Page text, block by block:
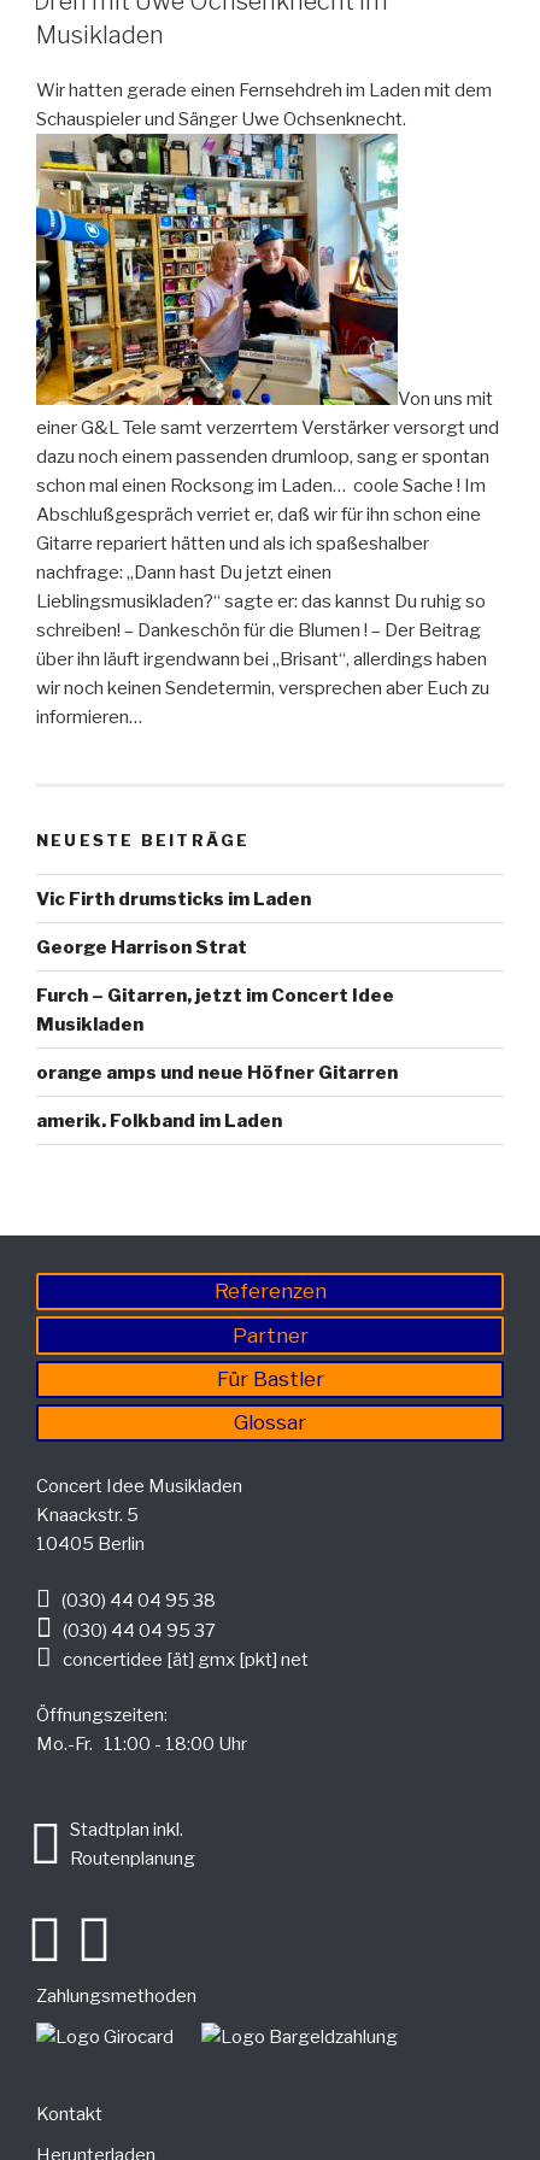
Musikladen
Wir hatten gerade einen Fernsehdreh im Laden mit dem
Schauspieler und Sänger Uwe Ochsenknecht.
Von uns mit
einer G&L Tele samt verzerrtem Verstärker versorgt und
dazu noch einem passenden drumloop, sang er spontan
schon mal einen Rocksong im Laden… coole Sache ! Im
Abschlußgespräch verriet er, daß wir für ihn schon eine
Gitarre repariert hätten und als ich spaßeshalber
nachfrage: „Dann hast Du jetzt einen
Lieblingsmusikladen?“ sagte er: das kannst Du ruhig so
schreiben! – Dankeschön für die Blumen ! – Der Beitrag
über ihn läuft irgendwann bei „Brisant“, allerdings haben
wir noch keinen Sendetermin, versprechen aber Euch zu
informieren…
NEUESTE BEITRÄGE
Vic Firth drumsticks im Laden
George Harrison Strat
Furch – Gitarren, jetzt im Concert Idee
Musikladen
orange amps und neue Höfner Gitarren
amerik. Folkband im Laden
Referenzen
Partner
Für Bastler
Glossar
Concert Idee Musikladen
Knaackstr. 5
10405 Berlin
(030) 44 04 95 38
(030) 44 04 95 37
concertidee [ät] gmx [pkt] net
Öffnungszeiten:
Mo.-Fr. 11:00 - 18:00 Uhr
Stadtplan inkl.
Routenplanung
Zahlungsmethoden
Kontakt
Herunterladen